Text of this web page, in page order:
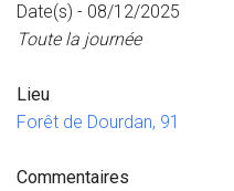
Date(s) - 08/12/2025
Toute la journée
Lieu
Forêt de Dourdan, 91
Commentaires